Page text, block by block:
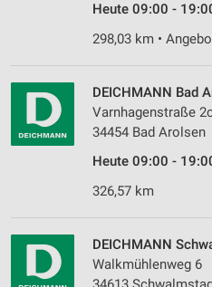
Heute 09:00 -
298,03 km •
DEICHMANN Bad
Varnhagenstraße
34454 Bad Arolsen
Heute 09:00 -
326,57 km
DEICHMANN
Walkmühlenweg 6
Wir nutzen Ihre Daten für folgende
IAB-Verarbeitungszwecke:
Verwendung reduzierter Daten
Werbeanzeigen
Erstellung von Profilen für
personalisierter Werbung
Erstellung von Profilen zur